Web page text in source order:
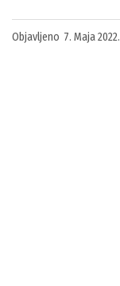
Objavljeno 7. Maja 2022.